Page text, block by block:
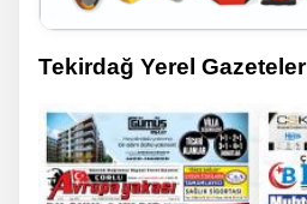
Tekirdağ Yerel Gazeteler